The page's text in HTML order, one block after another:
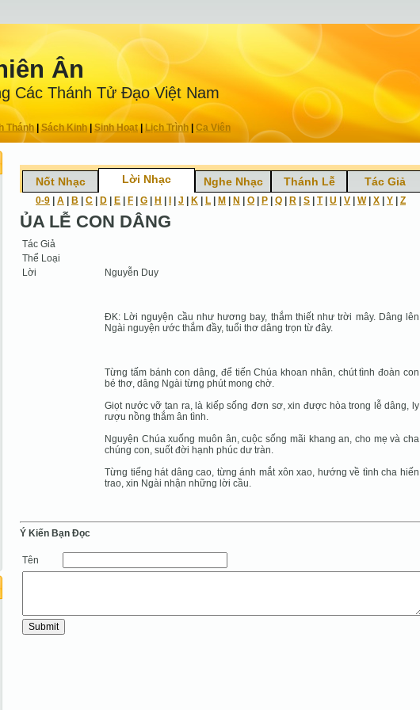
Ân
Các Thánh Tử Ðạo Việt Nam
Thánh Sách Kinh|Sinh Hoạt| Lịch Trình Ca Viên
Nốt Nhạc Lời Nhạc Nghe Nhạc Thánh Lễ Tác Giả
0-9 A B C D E F G H J K L M N O P Q R S T| U V W| X Y Z
ỦA LỄ CON DÂNG
Tác Giả
Thể Loại
Lời
Nguyễn Duy
ĐK: Lời nguyện cầu như hương bay, thắm thiết như trời mây. Dâng lên
Ngài nguyện ước thắm đầy, tuổi thơ dâng trọn từ đây.
Từng tấm bánh con dâng, để tiến Chúa khoan nhân, chút tình đoàn con
bé thơ, dâng Ngài từng phút mong chờ.
Giọt nước vỡ tan ra, là kiếp sống đơn sơ, xin được hòa trong lễ dâng, ly
rượu nồng thắm ân tình.
Nguyện Chúa xuống muôn ân, cuộc sống mãi khang an, cho mẹ và cha
chúng con, suốt đời hạnh phúc dư tràn.
Từng tiếng hát dâng cao, từng ánh mắt xôn xao, hướng về tình cha hiến
trao, xin Ngài nhận những lời cầu.
Ý Kiến Bạn Ðọc
Tên